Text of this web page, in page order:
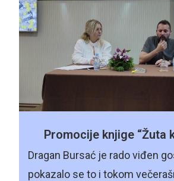
Promocije knjige “Žuta
Dragan Bursać je rado viđen
pokazalo se to i tokom